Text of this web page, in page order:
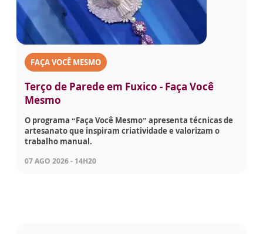
FAÇA VOCÊ MESMO
Terço de Parede em Fuxico - Faça Você
Mesmo
O programa “Faça Você Mesmo” apresenta técnicas de
artesanato que inspiram criatividade e valorizam o
trabalho manual.
07 AGO 2026 - 14H20